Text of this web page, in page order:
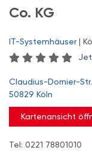
Co. KG
IT-Systemhäuser|
Claudius-Dornier-
50829 Köln
Kartenansicht
Tel: 0221 78801010